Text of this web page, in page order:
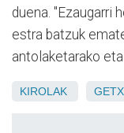
duena. "Ezaugarri
estra batzuk
antolaketarako eta
KIROLAK